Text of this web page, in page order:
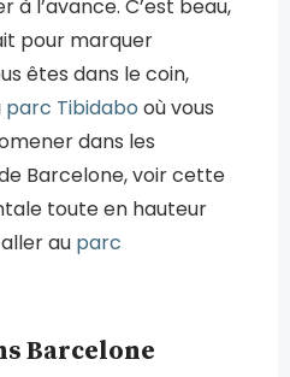
à l’avance. C’est beau,
pour marquer
êtes dans le coin,
parc Tibidabo où vous
dans les
Barcelone, voir cette
toute en hauteur
au parc
Barcelone